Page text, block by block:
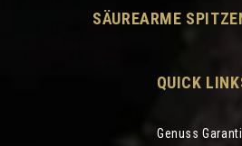
SÄUREARME
QUICK
Genuss